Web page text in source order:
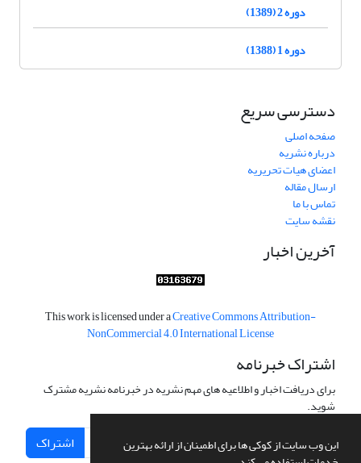
این وب سایت از کوکی ها برای اطمینان از ارائه بهترین
دوره 2 (1389)
دوره 1 (1388)
دسترسی سریع
صفحه اصلی
درباره نشریه
اعضای هیات تحریریه
ارسال مقاله
تماس با ما
نقشه سایت
آخرین اخبار
This work is licensed under aCreative Commons Attribution-
NonCommercial 4.0 International License
اشتراک خبرنامه
برای دریافت اخبار و اطلاعیه های مهم نشریه در خبرنامه نشریه مشترک
شوید.
اشتراک